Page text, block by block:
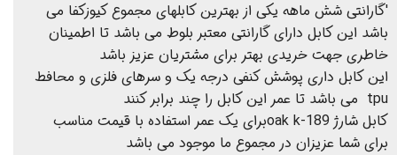
'گارانتی شش ماهه یکی از بهترین کابلهای مجموع کیوزکفا می
باشد این کابل دارای گارانتی معتبر بلوط می باشد تا اطمینان
خاطری جهت خریدی بهتر برای مشتریان عزیز باشد
این کابل داری پوشش کنفی درجه یک و سرهای فلزی و محافط
tpu می باشد تا عمر این کابل را چند برابر کنند
کابل شارژ oak k-189برای یک عمر استفاده با قیمت مناسب
برای شما عزیزان در مجموع ما موجود می باشد